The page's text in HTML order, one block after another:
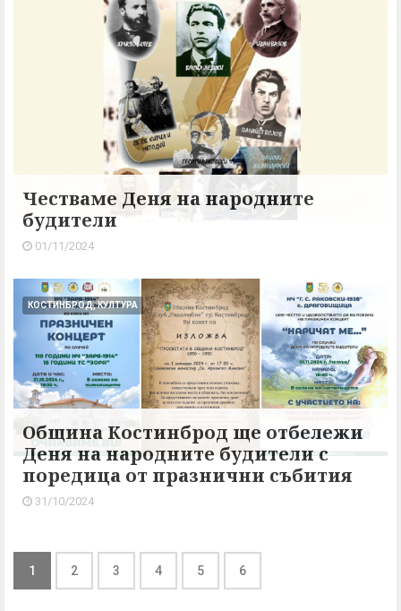
Честваме Деня на народните
будители
01/11/2024
КОСТИНБРОД, КУЛТУРА
Община Костинброд ще отбележи
Деня на народните будители с
поредица от празнични събития
31/10/2024
1 2 3 4 5 6